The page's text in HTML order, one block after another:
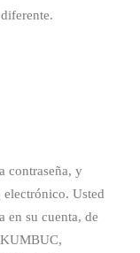
contraseña, y
Usted
en su cuenta, de